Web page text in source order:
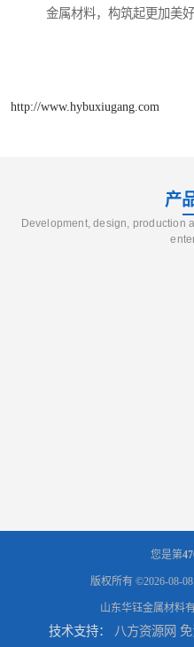
金属材料，构筑起更加美好
http://www.hybuxiugang.com
产
Development, design, production
您是第
版权所有 ©2026-08-08
山东华钰金属材料
技术支持： 八方资源网